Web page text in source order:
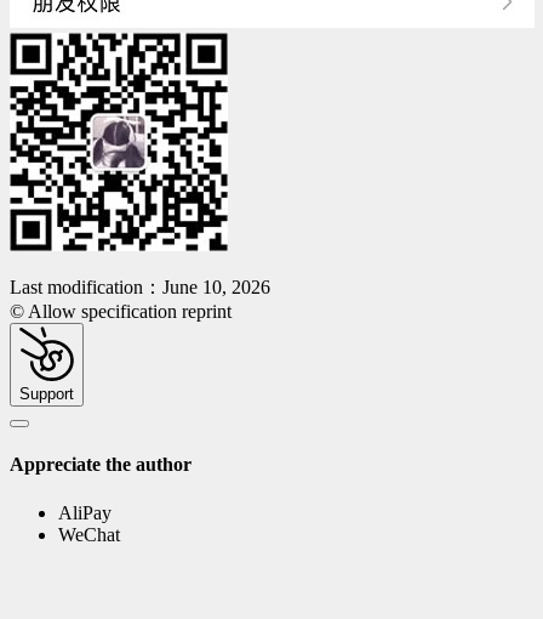
Last modification：June 10, 2026
© Allow specification reprint
Support
Appreciate the author
AliPay
WeChat